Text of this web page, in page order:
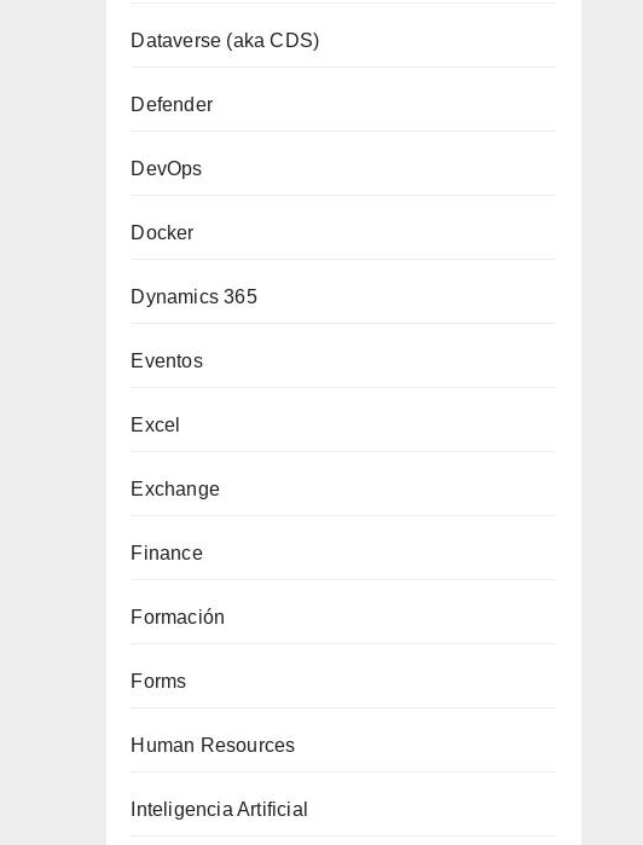
Dataverse (aka CDS)
Defender
DevOps
Docker
Dynamics 365
Eventos
Excel
Exchange
Finance
Formación
Forms
Human Resources
Inteligencia Artificial